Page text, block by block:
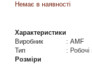
Немає в наявності
Характеристики
Виробник
: AMF
Тип
: Робочі
Розміри